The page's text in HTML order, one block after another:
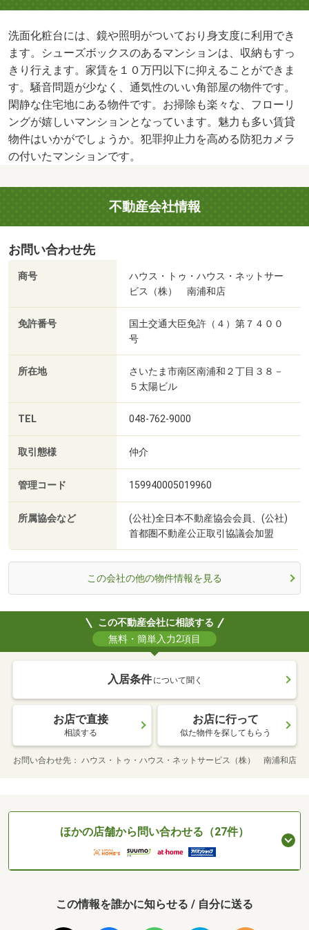
洗面化粧台には、鏡や照明がついており身支度に利用でき
ます。シューズボックスのあるマンションは、収納もすっ
きり行えます。家賃を１０万円以下に抑えることができま
す。騒音問題が少なく、通気性のいい角部屋の物件です。
閑静な住宅地にある物件です。お掃除も楽々な、フローリ
ングが嬉しいマンションとなっています。魅力も多い賃貸
物件はいかがでしょうか。犯罪抑止力を高める防犯カメラ
の付いたマンションです。
不動産会社情報
お問い合わせ先
商号
ハウス・トゥ・ハウス・ネットサー
ビス（株） 南浦和店
免許番号
国土交通大臣免許（４）第７４００
号
所在地
さいたま市南区南浦和２丁目３８－
５太陽ビル
TEL 048-762-9000
取引態様 仲介
管理コード 159940005019960
所属協会など
(公社)全日本不動産協会会員、(公社)
首都圏不動産公正取引協議会加盟
この会社の他の物件情報を見る
この不動産会社に相談する
無料・簡単入力2項目
入居条件 について聞く
お店で直接
相談する
お店に行って
似た物件を探してもらう
お問い合わせ先 ハウス・トゥ・ハウス・ネットサービス（株） 南浦和店
ほかの店舗から問い合わせる（27件）
この情報を誰かに知らせる / 自分に送る